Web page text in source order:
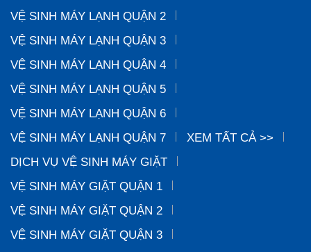
VỆ SINH MÁY LẠNH QUẬN 2
VỆ SINH MÁY LẠNH QUẬN 3
VỆ SINH MÁY LẠNH QUẬN 4
VỆ SINH MÁY LẠNH QUẬN 5
VỆ SINH MÁY LẠNH QUẬN 6
VỆ SINH MÁY LẠNH QUẬN 7
XEM TẤT CẢ >>
DỊCH VỤ VỆ SINH MÁY GIẶT
VỆ SINH MÁY GIẶT QUẬN 1
VỆ SINH MÁY GIẶT QUẬN 2
VỆ SINH MÁY GIẶT QUẬN 3